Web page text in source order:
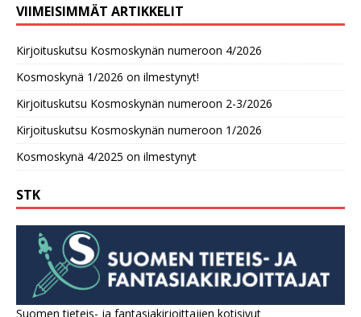
VIIMEISIMMÄT ARTIKKELIT
Kirjoituskutsu Kosmoskynän numeroon 4/2026
Kosmoskynä 1/2026 on ilmestynyt!
Kirjoituskutsu Kosmoskynän numeroon 2-3/2026
Kirjoituskutsu Kosmoskynän numeroon 1/2026
Kosmoskynä 4/2025 on ilmestynyt
STK
Suomen tieteis- ja fantasiakirjoittajien kotisivut